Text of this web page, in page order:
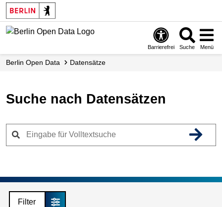
Skip
to
main
Barrierefrei Suche Menü
Berlin Open Data Datensätze
Suche nach Datensätzen
Filter